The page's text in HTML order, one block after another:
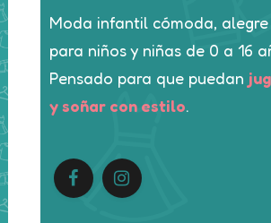
Moda infantil cómoda,
para niños y niñas de 0 a 16
Pensado para que puedan
y soñar con estilo.